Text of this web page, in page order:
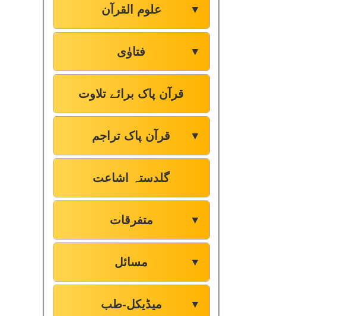
علوم القرآن ▼
فتاوٰی ▼
قرآن پاک برائے تلاوت
قرآن پاک تراجم ▼
گلدستہ اشاعت
متفرقات ▼
مسائل ▼
میڈیکل-طب ▼